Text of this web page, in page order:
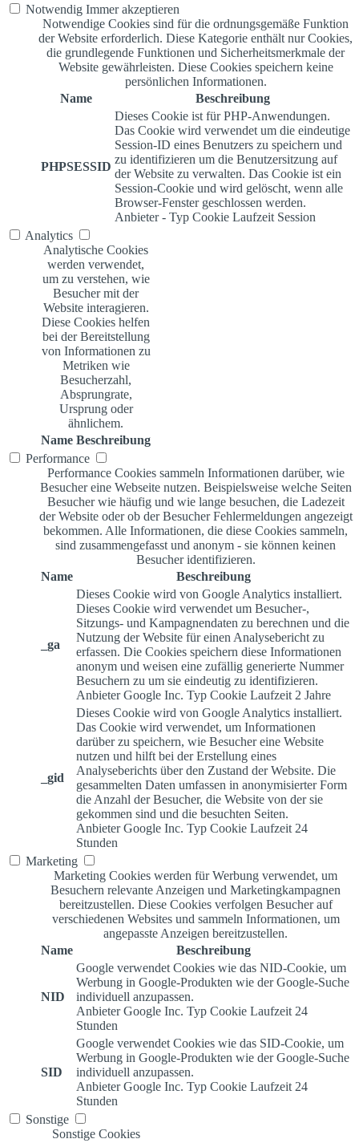
Notwendig Immer akzeptieren
Notwendige Cookies sind für die ordnungsgemäße Funktion
der Website erforderlich. Diese Kategorie enthält nur Cookies,
die grundlegende Funktionen und Sicherheitsmerkmale der
Website gewährleisten. Diese Cookies speichern keine
persönlichen Informationen.
Name
Beschreibung
PHPSESSID
Dieses Cookie ist für PHP-Anwendungen.
Das Cookie wird verwendet um die eindeutige
Session-ID eines Benutzers zu speichern und
zu identifizieren um die Benutzersitzung auf
der Website zu verwalten. Das Cookie ist ein
Session-Cookie und wird gelöscht, wenn alle
Browser-Fenster geschlossen werden.
Anbieter - Typ Cookie Laufzeit Session
Analytics
Analytische Cookies
werden verwendet,
um zu verstehen, wie
Besucher mit der
Website interagieren.
Diese Cookies helfen
bei der Bereitstellung
von Informationen zu
Metriken wie
Besucherzahl,
Absprungrate,
Ursprung oder
ähnlichem.
Name Beschreibung
Performance
Performance Cookies sammeln Informationen darüber, wie
Besucher eine Webseite nutzen. Beispielsweise welche Seiten
Besucher wie häufig und wie lange besuchen, die Ladezeit
der Website oder ob der Besucher Fehlermeldungen angezeigt
bekommen. Alle Informationen, die diese Cookies sammeln,
sind zusammengefasst und anonym - sie können keinen
Besucher identifizieren.
Name
Beschreibung
_ga
Dieses Cookie wird von Google Analytics installiert.
Dieses Cookie wird verwendet um Besucher-,
Sitzungs- und Kampagnendaten zu berechnen und die
Nutzung der Website für einen Analysebericht zu
erfassen. Die Cookies speichern diese Informationen
anonym und weisen eine zufällig generierte Nummer
Besuchern zu um sie eindeutig zu identifizieren.
Anbieter Google Inc. Typ Cookie Laufzeit 2 Jahre
_gid
Dieses Cookie wird von Google Analytics installiert.
Das Cookie wird verwendet, um Informationen
darüber zu speichern, wie Besucher eine Website
nutzen und hilft bei der Erstellung eines
Analyseberichts über den Zustand der Website. Die
gesammelten Daten umfassen in anonymisierter Form
die Anzahl der Besucher, die Website von der sie
gekommen sind und die besuchten Seiten.
Anbieter Google Inc. Typ Cookie Laufzeit 24
Stunden
Marketing
Marketing Cookies werden für Werbung verwendet, um
Besuchern relevante Anzeigen und Marketingkampagnen
bereitzustellen. Diese Cookies verfolgen Besucher auf
verschiedenen Websites und sammeln Informationen, um
angepasste Anzeigen bereitzustellen.
Name
Beschreibung
NID
Google verwendet Cookies wie das NID-Cookie, um
Werbung in Google-Produkten wie der Google-Suche
individuell anzupassen.
Anbieter Google Inc. Typ Cookie Laufzeit 24
Stunden
SID
Google verwendet Cookies wie das SID-Cookie, um
Werbung in Google-Produkten wie der Google-Suche
individuell anzupassen.
Anbieter Google Inc. Typ Cookie Laufzeit 24
Stunden
Sonstige
Sonstige Cookies